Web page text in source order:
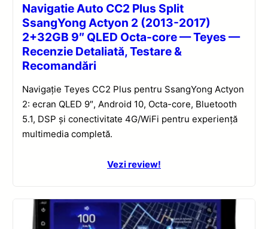
Navigatie Auto CC2 Plus Split
SsangYong Actyon 2 (2013-2017)
2+32GB 9″ QLED Octa-core — Teyes —
Recenzie Detaliată, Testare &
Recomandări
Navigație Teyes CC2 Plus pentru SsangYong Actyon
2: ecran QLED 9″, Android 10, Octa-core, Bluetooth
5.1, DSP și conectivitate 4G/WiFi pentru experiență
multimedia completă.
Vezi review!